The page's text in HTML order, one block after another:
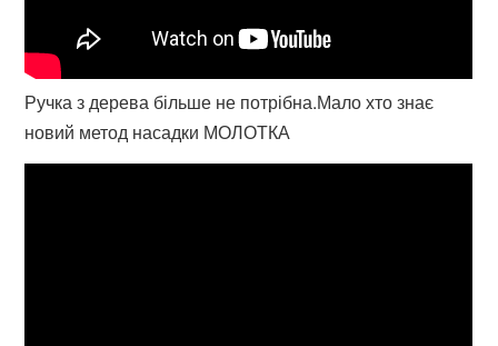
Ручка з дерева більше не потрібна.Мало хто знає
новий метод насадки МОЛОТКА